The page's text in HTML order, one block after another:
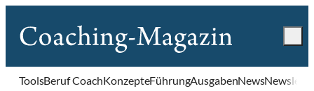
ToolsBeruf CoachKonzepteFührungAusgabenNews